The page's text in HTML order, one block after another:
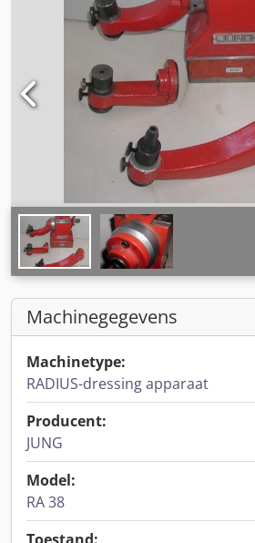
Machinegegevens
Machinetype:
RADIUS-dressing apparaat
Producent:
JUNG
Model:
RA 38